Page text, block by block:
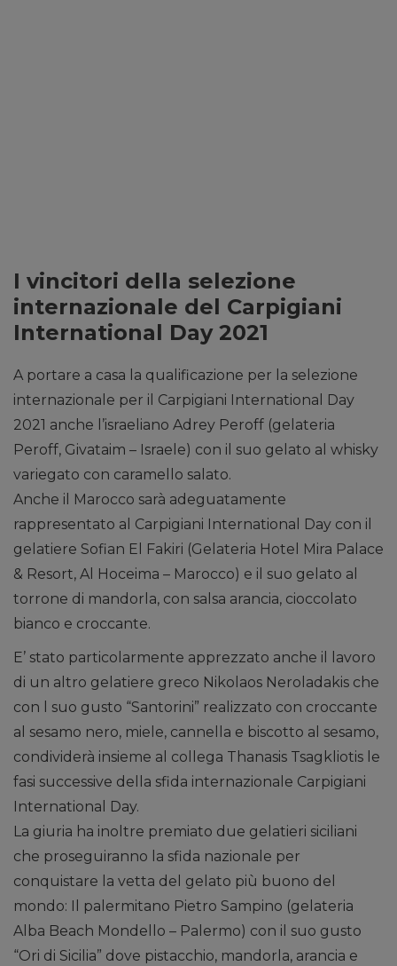
I vincitori della selezione
internazionale del Carpigiani
International Day 2021
A portare a casa la qualificazione per la selezione
internazionale per il Carpigiani International Day
2021 anche l’israeliano Adrey Peroff (gelateria
Peroff, Givataim – Israele) con il suo gelato al whisky
variegato con caramello salato.
Anche il Marocco sarà adeguatamente
rappresentato al Carpigiani International Day con il
gelatiere Sofian El Fakiri (Gelateria Hotel Mira Palace
& Resort, Al Hoceima – Marocco) e il suo gelato al
torrone di mandorla, con salsa arancia, cioccolato
bianco e croccante.
E’ stato particolarmente apprezzato anche il lavoro
di un altro gelatiere greco Nikolaos Neroladakis che
con l suo gusto “Santorini” realizzato con croccante
al sesamo nero, miele, cannella e biscotto al sesamo,
condividerà insieme al collega Thanasis Tsagkliotis le
fasi successive della sfida internazionale Carpigiani
International Day.
La giuria ha inoltre premiato due gelatieri siciliani
che proseguiranno la sfida nazionale per
conquistare la vetta del gelato più buono del
mondo: Il palermitano Pietro Sampino (gelateria
Alba Beach Mondello – Palermo) con il suo gusto
“Ori di Sicilia” dove pistacchio, mandorla, arancia e